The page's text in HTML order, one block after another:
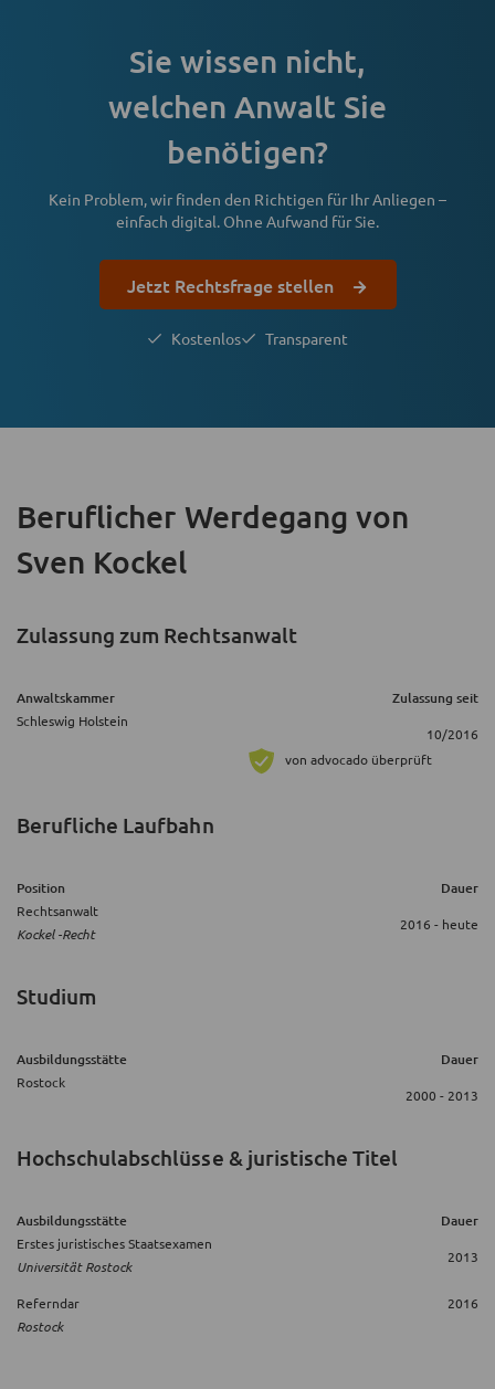
Sie wissen nicht,
welchen Anwalt Sie
benötigen?
Kein Problem, wir finden den Richtigen für Ihr Anliegen –
einfach digital. Ohne Aufwand für Sie.
Jetzt Rechtsfrage stellen
Kostenlos Transparent
Beruflicher Werdegang von
Sven Kockel
Zulassung zum Rechtsanwalt
Anwaltskammer Zulassung seit
Schleswig Holstein
10/2016
von advocado überprüft
Berufliche Laufbahn
Position Dauer
Rechtsanwalt
Kockel -Recht
2016 - heute
Studium
Ausbildungsstätte Dauer
Rostock
2000 - 2013
Hochschulabschlüsse & juristische Titel
Ausbildungsstätte Dauer
Erstes juristisches Staatsexamen
Universität Rostock
2013
Referndar
Rostock
2016